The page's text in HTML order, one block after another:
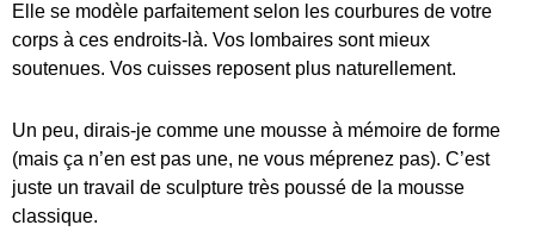
Elle se modèle parfaitement selon les courbures de votre
corps à ces endroits-là. Vos lombaires sont mieux
soutenues. Vos cuisses reposent plus naturellement.
Un peu, dirais-je comme une mousse à mémoire de forme
(mais ça n’en est pas une, ne vous méprenez pas). C’est
juste un travail de sculpture très poussé de la mousse
classique.